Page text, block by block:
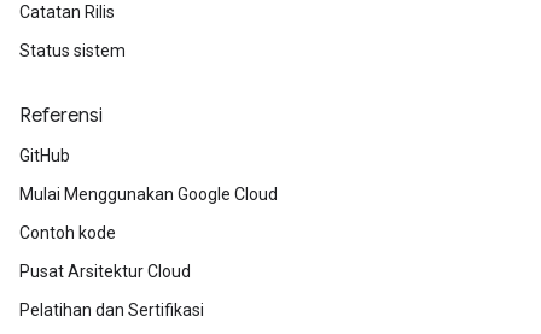
Catatan Rilis
Status sistem
Referensi
GitHub
Mulai Menggunakan Google Cloud
Contoh kode
Pusat Arsitektur Cloud
Pelatihan dan Sertifikasi